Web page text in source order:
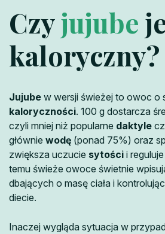
Czyjujube
kaloryczny?
Jujube w wersji świeżej to owoc o
kaloryczności. 100 g dostarcza
czyli mniej niż popularne daktyle
głównie wodę (ponad 75%) oraz
zwiększa uczucie sytości i
temu świeże owoce świetnie
dbających o masę ciała i
diecie.
Inaczej wygląda sytuacja w